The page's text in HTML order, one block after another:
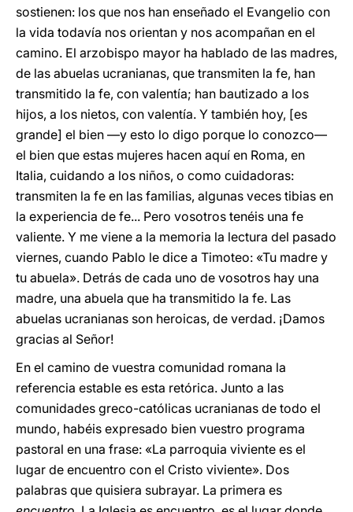
sostienen: los que nos han enseñado el Evangelio con
la vida todavía nos orientan y nos acompañan en el
camino. El arzobispo mayor ha hablado de las madres,
de las abuelas ucranianas, que transmiten la fe, han
transmitido la fe, con valentía; han bautizado a los
hijos, a los nietos, con valentía. Y también hoy, [es
grande] el bien —y esto lo digo porque lo conozco—
el bien que estas mujeres hacen aquí en Roma, en
Italia, cuidando a los niños, o como cuidadoras:
transmiten la fe en las familias, algunas veces tibias en
la experiencia de fe... Pero vosotros tenéis una fe
valiente. Y me viene a la memoria la lectura del pasado
viernes, cuando Pablo le dice a Timoteo: «Tu madre y
tu abuela». Detrás de cada uno de vosotros hay una
madre, una abuela que ha transmitido la fe. Las
abuelas ucranianas son heroicas, de verdad. ¡Damos
gracias al Señor!
En el camino de vuestra comunidad romana la
referencia estable es esta retórica. Junto a las
comunidades greco-católicas ucranianas de todo el
mundo, habéis expresado bien vuestro programa
pastoral en una frase: «La parroquia viviente es el
lugar de encuentro con el Cristo viviente». Dos
palabras que quisiera subrayar. La primera es